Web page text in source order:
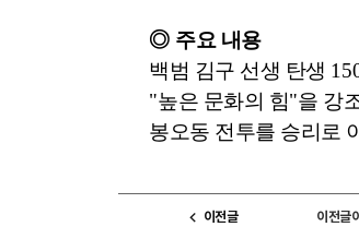
◎ 주요 내용
백범 김구 선생 탄생
"높은 문화의 힘"을 강
봉오동 전투를 승리로
이전글 이전글